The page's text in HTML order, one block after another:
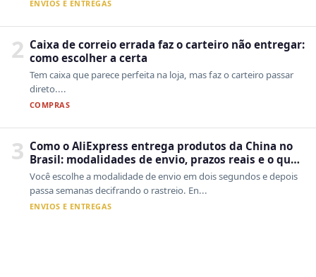
ENVIOS E ENTREGAS
2 Caixa de correio errada faz o carteiro não entregar:
como escolher a certa
Tem caixa que parece perfeita na loja, mas faz o carteiro passar
direto....
COMPRAS
3 Como o AliExpress entrega produtos da China no
Brasil: modalidades de envio, prazos reais e o que
a Cainiao tem a ver com isso
Você escolhe a modalidade de envio em dois segundos e depois
passa semanas decifrando o rastreio. En...
ENVIOS E ENTREGAS